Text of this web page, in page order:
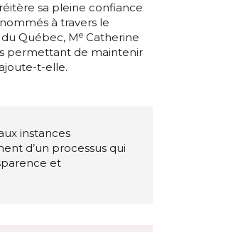
sa pleine confiance
à travers le
Québec, Me Catherine
permettant de maintenir
t-elle.
instances
d’un processus qui
et